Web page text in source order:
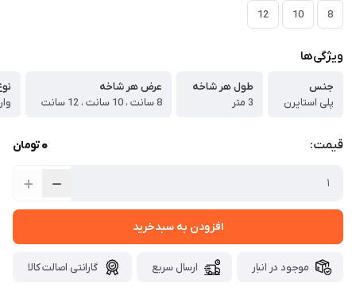
8
10
12
ویژگی‌ها
جنس
پلی استایرن
طول هر شاخه
3 متر
عرض هر شاخه
8 سانت ، 10 سانت ، 12 سانت
قیمت: 0تومان
افزودن به سبدخرید
موجود در انبار ارسال سریع گارانتی اصالت کالا